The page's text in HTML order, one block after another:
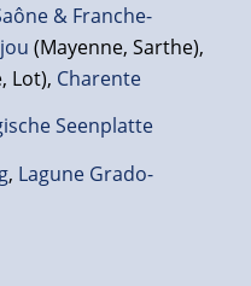
& Franche-
(Mayenne, Sarthe),
Lot), Charente
Seenplatte
, Lagune Grado-